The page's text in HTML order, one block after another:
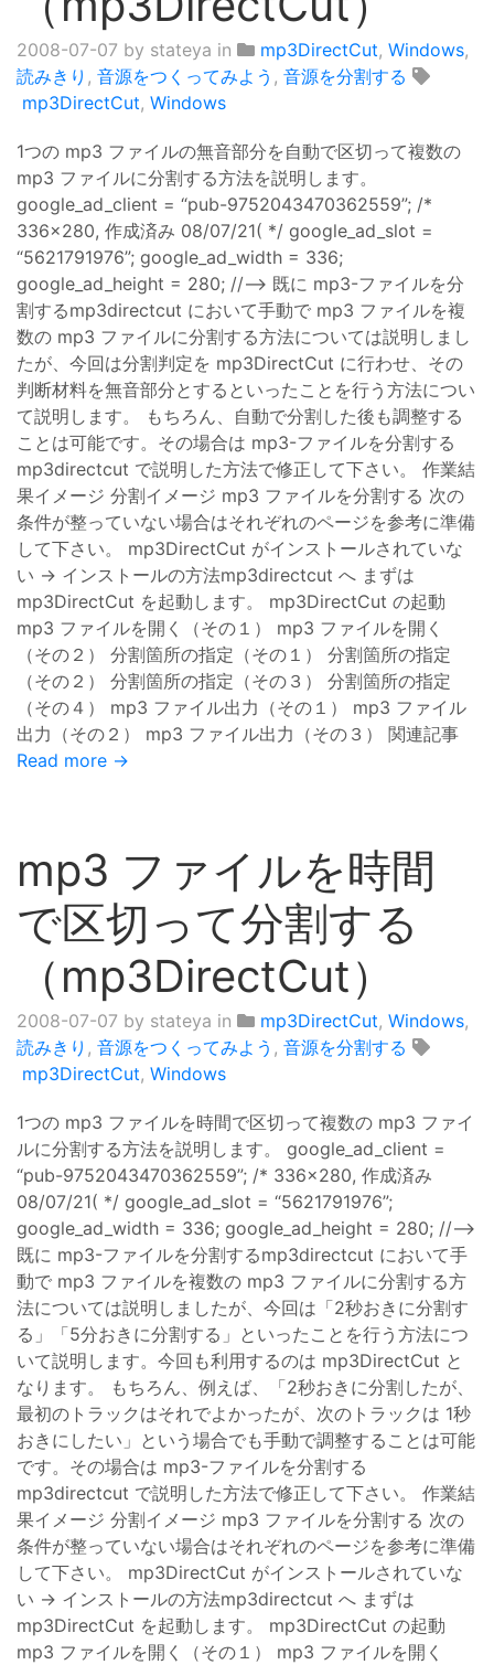
2008-07-07 by stateya in mp3DirectCut, Windows,
読みきり , 音源をつくってみよう , 音源を分割する
mp3DirectCut, Windows
1つの mp3 ファイルの無音部分を自動で区切って複数の
mp3 ファイルに分割する方法を説明します。
google_ad_client = “pub-9752043470362559”; /*
336x280, 作成済み 08/07/21( */ google_ad_slot =
“5621791976”; google_ad_width = 336;
google_ad_height = 280; //–> 既に mp3-ファイルを分
割するmp3directcut において手動で mp3 ファイルを複
数の mp3 ファイルに分割する方法については説明しまし
たが、今回は分割判定を mp3DirectCut に行わせ、その
判断材料を無音部分とするといったことを行う方法につい
て説明します。 もちろん、自動で分割した後も調整する
ことは可能です。その場合は mp3-ファイルを分割する
mp3directcut で説明した方法で修正して下さい。 作業結
果イメージ 分割イメージ mp3 ファイルを分割する 次の
条件が整っていない場合はそれぞれのページを参考に準備
して下さい。 mp3DirectCut がインストールされていな
い → インストールの方法mp3directcut へ まずは
mp3DirectCut を起動します。 mp3DirectCut の起動
mp3 ファイルを開く（その１） mp3 ファイルを開く
（その２） 分割箇所の指定（その１） 分割箇所の指定
（その２） 分割箇所の指定（その３） 分割箇所の指定
（その４） mp3 ファイル出力（その１） mp3 ファイル
出力（その２） mp3 ファイル出力（その３） 関連記事
Read more →
mp3 ファイルを時間
で区切って分割する
（mp3DirectCut）
2008-07-07 by stateya in mp3DirectCut, Windows,
読みきり , 音源をつくってみよう , 音源を分割する
mp3DirectCut, Windows
1つの mp3 ファイルを時間で区切って複数の mp3 ファイ
ルに分割する方法を説明します。 google_ad_client =
“pub-9752043470362559”; /* 336x280, 作成済み
08/07/21( */ google_ad_slot = “5621791976”;
google_ad_width = 336; google_ad_height = 280; //–>
既に mp3-ファイルを分割するmp3directcut において手
動で mp3 ファイルを複数の mp3 ファイルに分割する方
法については説明しましたが、今回は「2秒おきに分割す
る」「5分おきに分割する」といったことを行う方法につ
いて説明します。今回も利用するのは mp3DirectCut と
なります。 もちろん、例えば、「2秒おきに分割したが、
最初のトラックはそれでよかったが、次のトラックは 1秒
おきにしたい」という場合でも手動で調整することは可能
です。その場合は mp3-ファイルを分割する
mp3directcut で説明した方法で修正して下さい。 作業結
果イメージ 分割イメージ mp3 ファイルを分割する 次の
条件が整っていない場合はそれぞれのページを参考に準備
して下さい。 mp3DirectCut がインストールされていな
い → インストールの方法mp3directcut へ まずは
mp3DirectCut を起動します。 mp3DirectCut の起動
mp3 ファイルを開く（その１） mp3 ファイルを開く